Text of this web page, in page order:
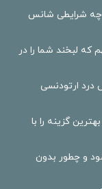
چه شرایطی شانس
که لبخند شما را در
درد ارتودنسی
گزینه را با
و چطور بدون